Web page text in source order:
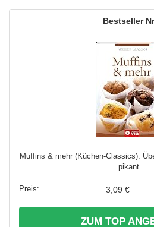
Muffins & mehr (Küchen-Classics):
pikant ...
3,09 €
ZUM TOP